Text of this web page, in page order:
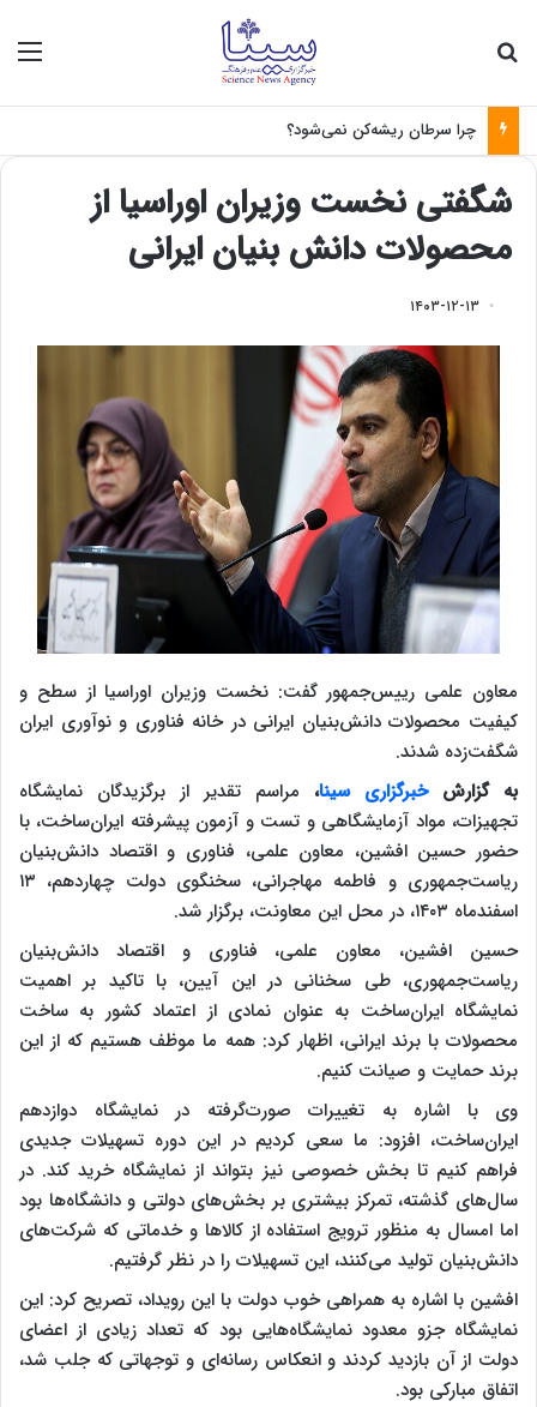
چرا سرطان ریشه‌کن نمی‌شود؟
شگفتی نخست وزیران اوراسیا از
محصولات دانش بنیان ایرانی
۱۴۰۳-۱۲-۱۳
معاون علمی رییس‌جمهور گفت: نخست وزیران اوراسیا از سطح و
کیفیت محصولات دانش‌بنیان ایرانی در خانه فناوری و نوآوری ایران
شگفت‌زده شدند.
به گزارش خبرگزاری سینا، مراسم تقدیر از برگزیدگان نمایشگاه
تجهیزات، مواد آزمایشگاهی و تست و آزمون پیشرفته ایران‌ساخت، با
حضور حسین افشین، معاون علمی، فناوری و اقتصاد دانش‌بنیان
ریاست‌جمهوری و فاطمه مهاجرانی، سخنگوی دولت چهاردهم، ۱۳
اسفندماه ۱۴۰۳، در محل این معاونت، برگزار شد.
حسین افشین، معاون علمی، فناوری و اقتصاد دانش‌بنیان
ریاست‌جمهوری، طی سخنانی در این آیین، با تاکید بر اهمیت
نمایشگاه ایران‌ساخت به عنوان نمادی از اعتماد کشور به ساخت
محصولات با برند ایرانی، اظهار کرد: همه ما موظف هستیم که از این
برند حمایت و صیانت کنیم.
وی با اشاره به تغییرات صورت‌گرفته در نمایشگاه دوازدهم
ایران‌ساخت، افزود: ما سعی کردیم در این دوره تسهیلات جدیدی
فراهم کنیم تا بخش خصوصی نیز بتواند از نمایشگاه خرید کند. در
سال‌های گذشته، تمرکز بیشتری بر بخش‌های دولتی و دانشگاه‌ها بود
اما امسال به منظور ترویج استفاده از کالاها و خدماتی که شرکت‌های
دانش‌بنیان تولید می‌کنند، این تسهیلات را در نظر گرفتیم.
افشین با اشاره به همراهی خوب دولت با این رویداد، تصریح کرد: این
نمایشگاه جزو معدود نمایشگاه‌هایی بود که تعداد زیادی از اعضای
دولت از آن بازدید کردند و انعکاس رسانه‌ای و توجهاتی که جلب شد،
اتفاق مبارکی بود.